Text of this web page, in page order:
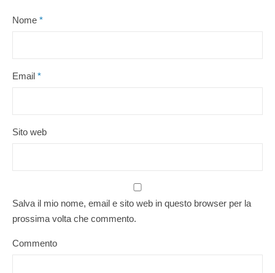
Nome *
Email *
Sito web
Salva il mio nome, email e sito web in questo browser per la
prossima volta che commento.
Commento